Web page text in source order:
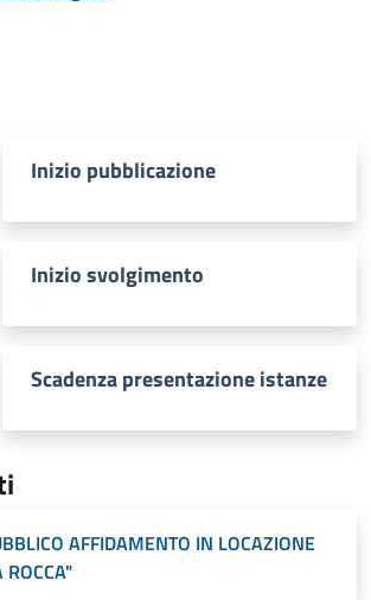
Inizio pubblicazione
Inizio svolgimento
Scadenza presentazione istanze
AFFIDAMENTO IN LOCAZIONE